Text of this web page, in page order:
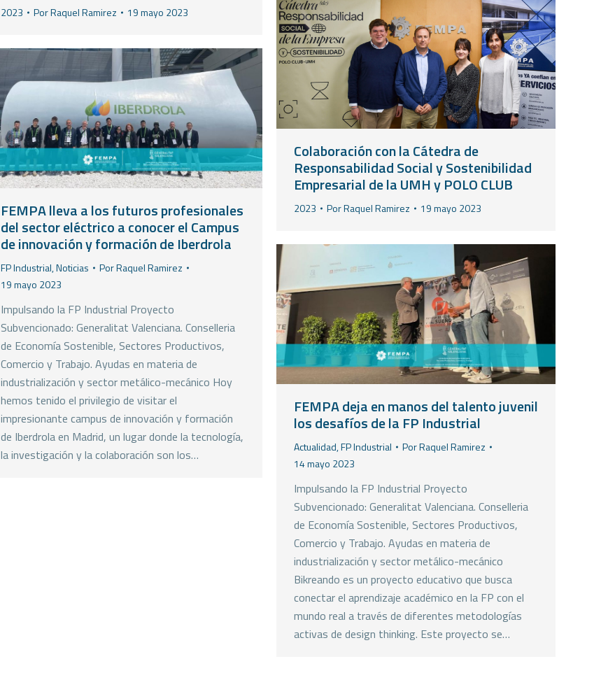
2023 PorRaquel Ramirez 19 mayo 2023
Colaboración con la Cátedra de
Responsabilidad Social y Sostenibilidad
Empresarial de la UMH y POLO CLUB
2023 PorRaquel Ramirez 19 mayo 2023
FEMPA lleva a los futuros profesionales
del sector eléctrico a conocer el Campus
de innovación y formación de Iberdrola
FP Industrial,Noticias PorRaquel Ramirez
19 mayo 2023
Impulsando la FP Industrial Proyecto
Subvencionado: Generalitat Valenciana. Conselleria
de Economía Sostenible, Sectores Productivos,
Comercio y Trabajo. Ayudas en materia de
industrialización y sector metálico-mecánico Hoy
hemos tenido el privilegio de visitar el
impresionante campus de innovación y formación
de Iberdrola en Madrid, un lugar donde la tecnología,
la investigación y la colaboración son los…
FEMPA deja en manos del talento juvenil
los desafíos de la FP Industrial
Actualidad,FP Industrial PorRaquel Ramirez
14 mayo 2023
Impulsando la FP Industrial Proyecto
Subvencionado: Generalitat Valenciana. Conselleria
de Economía Sostenible, Sectores Productivos,
Comercio y Trabajo. Ayudas en materia de
industrialización y sector metálico-mecánico
Bikreando es un proyecto educativo que busca
conectar el aprendizaje académico en la FP con el
mundo real a través de diferentes metodologías
activas de design thinking. Este proyecto se…